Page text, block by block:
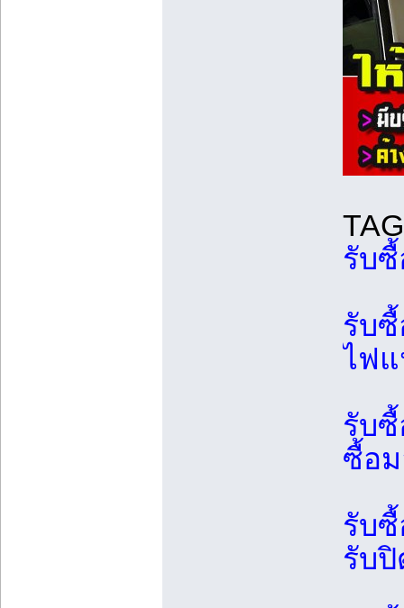
รับซื้
รับ
ไฟ
รับ
ซื้อ
รับ
รับ